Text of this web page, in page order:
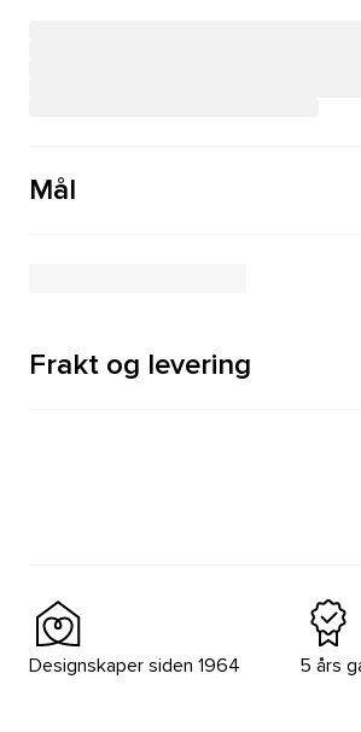
Mål
Frakt og levering
Designskaper siden 1964 5 års